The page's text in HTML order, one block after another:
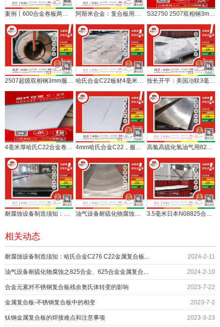
案例丨600合金卷板两余吨定尺开平发往复合板厂 阿斯米合金：复合板用蒙乃尔400合金3mm厚卷板发货 S32750 2507双相钢3mm卷板定开服务于金属复合板
按长开平：美国冶联3毫米哈氏合金C22现货服务复合板加工
4毫米厚哈氏C22合金卷开平板，助力金属复合板用户 4mm哈氏合金C22，服务于金属复合板行业 高氯高硫化氢油气用825、625合金板现货，825、625金属复合板订做
耐腐蚀设备制造须知：哈氏合金C276 C22金属复合板如何节约成本 油气设备耐硫化物腐蚀之825合金、625合金金属复合板，一站供！ 3.5毫米日本N08825合金卷开平板服务焊管和复合板行业
相关动态
耐腐蚀设备制造须知：哈氏合金C276 C22金属复合板如何节约成本 2024-2-11
油气设备耐硫化物腐蚀之825合金、625合金金属复合板，一站供！ 2024-2-10
合金元素对不锈钢复合板残余奥氏体转变的影响 2023-7-22
金属复合板-不锈钢复合板中的相变 2023-7-2
钛钢金属复合板的焊接难点和注意事项 2023-3-23